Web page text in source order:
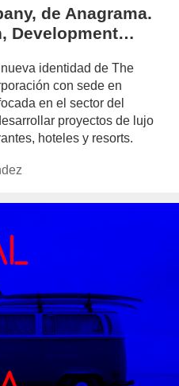
de Anagrama.
Development…
identidad de The
con sede en
en el sector del
proyectos de lujo
hoteles y resorts.
author/laura-